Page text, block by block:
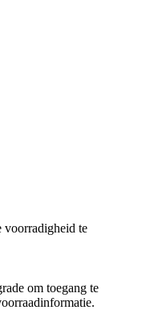
voorradigheid te
om toegang te